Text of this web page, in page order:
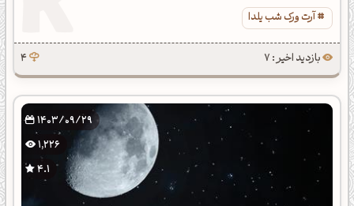
آرت ورک شب یلدا
بازدید اخیر : 7 4
1403/09/29
1,226
4.1